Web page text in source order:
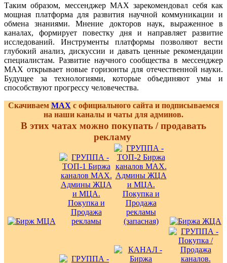
Таким образом, мессенджер MAX зарекомендовал себя как
мощная платформа для развития научной коммуникации и
обмена знаниями. Мнение докторов наук, выраженное в
каналах, формирует повестку дня и направляет развитие
исследований. Инструменты платформы позволяют вести
глубокий анализ, дискуссии и давать ценные рекомендации
специалистам. Развитие научного сообщества в мессенджер
MAX открывает новые горизонты для отечественной науки.
Будущее за технологиями, которые объединяют умы и
способствуют прогрессу человечества.
Скачиваем MAX с официального сайта и подписываемся
на наши каналы и чаты для админов.
В этих чатах можно покупать / продавать
рекламу